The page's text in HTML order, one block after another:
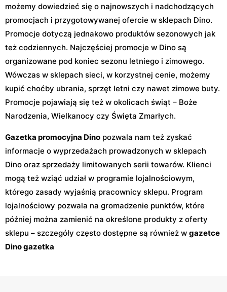
możemy dowiedzieć się o najnowszych i nadchodzących
promocjach i przygotowywanej ofercie w sklepach Dino.
Promocje dotyczą jednakowo produktów sezonowych jak
też codziennych. Najczęściej promocje w Dino są
organizowane pod koniec sezonu letniego i zimowego.
Wówczas w sklepach sieci, w korzystnej cenie, możemy
kupić choćby ubrania, sprzęt letni czy nawet zimowe buty.
Promocje pojawiają się też w okolicach świąt – Boże
Narodzenia, Wielkanocy czy Święta Zmarłych.
Gazetka promocyjna Dino pozwala nam też zyskać
informacje o wyprzedażach prowadzonych w sklepach
Dino oraz sprzedaży limitowanych serii towarów. Klienci
mogą też wziąć udział w programie lojalnościowym,
którego zasady wyjaśnią pracownicy sklepu. Program
lojalnościowy pozwala na gromadzenie punktów, które
później można zamienić na określone produkty z oferty
sklepu – szczegóły często dostępne są również w gazetce
Dino gazetka